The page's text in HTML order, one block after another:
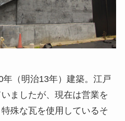
（明治13年）建築。江戸
ましたが、現在は営業を
殊な瓦を使用しているそ